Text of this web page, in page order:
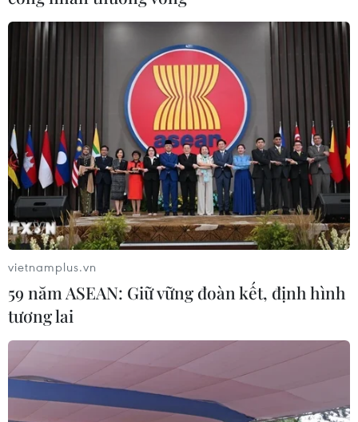
#Donald Trump
#Hamza bin Laden
#Tấn công khủng bố
Mỹ
Theo dõi VietnamPlus
TIN LIÊN QUAN
vietnamplus.vn
59 năm ASEAN: Giữ vững đoàn kết, định hình
tương lai